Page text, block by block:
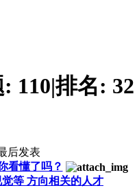
110|排名: 32
后发表
看懂了吗？
等 方向相关的人才